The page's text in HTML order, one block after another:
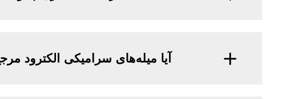
آیا میله‌های سرامیکی الکترود